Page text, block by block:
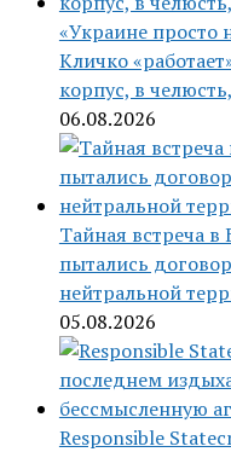
«Украине просто
Кличко
корпус, в
06.08.2026
Тайная встреча в
пытались
нейтральной
05.08.2026
Responsible